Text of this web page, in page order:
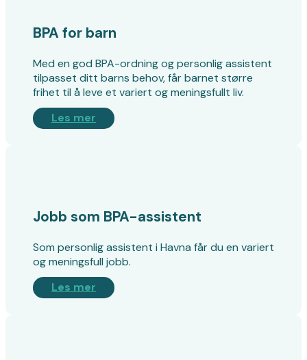
BPA for barn
Med en god BPA-ordning og personlig assistent
tilpasset ditt barns behov, får barnet større
frihet til å leve et variert og meningsfullt liv.
Les mer
Jobb som BPA-assistent
Som personlig assistent i Havna får du en variert
og meningsfull jobb.
Les mer